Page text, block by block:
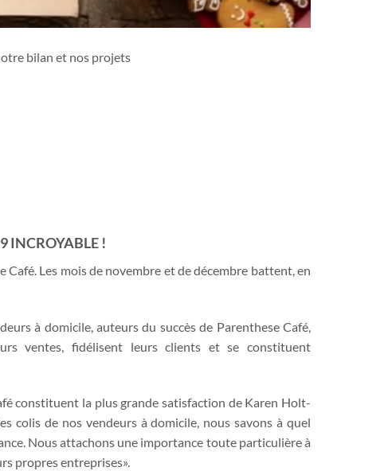
bilan et nos projets
INCROYABLE !
Café. Les mois de novembre et de décembre battent, en
à domicile, auteurs du succès de Parenthese Café,
ventes, fidélisent leurs clients et se constituent
constituent la plus grande satisfaction de Karen Holt-
colis de nos vendeurs à domicile, nous savons à quel
Nous attachons une importance toute particulière à
propres entreprises».